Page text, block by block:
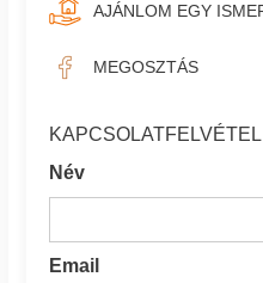
AJÁNLOM EGY
MEGOSZTÁS
KAPCSOLATFELVÉTEL
Név
Email